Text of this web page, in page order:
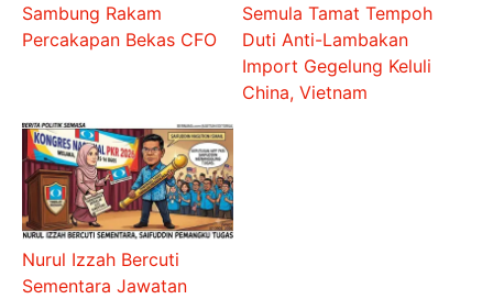
Sambung Rakam
Percakapan Bekas CFO
Semula Tamat Tempoh
Duti Anti-Lambakan
Import Gegelung Keluli
China, Vietnam
Nurul Izzah Bercuti
Sementara Jawatan